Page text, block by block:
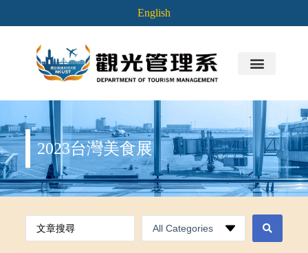
English
2023台灣美食展